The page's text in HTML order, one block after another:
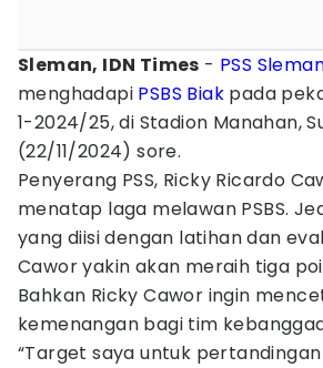
Sleman, IDN Times - PSS
menghadapi PSBS Biak pada
1-2024/25, di Stadion Manahan,
(22/11/2024) sore.
Penyerang PSS, Ricky Ricardo
menatap laga melawan PSBS.
yang diisi dengan latihan dan
Cawor yakin akan meraih tiga
Bahkan Ricky Cawor ingin
kemenangan bagi tim
“Target saya untuk pertandingan